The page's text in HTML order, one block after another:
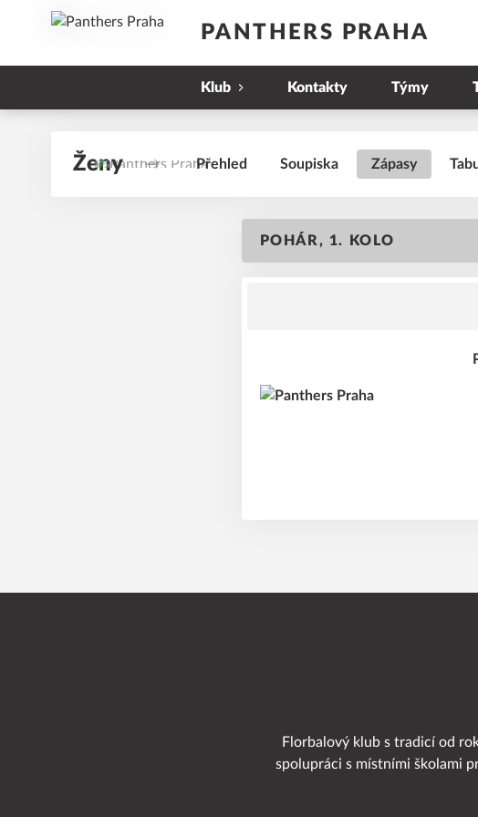
PANTHERS PRAHA
Klub Kontakty Týmy
Ženy Přehled Soupiska Zápasy
POHÁR, 1. KOLO
Florbalový klub s tradicí od
spolupráci s místními školami